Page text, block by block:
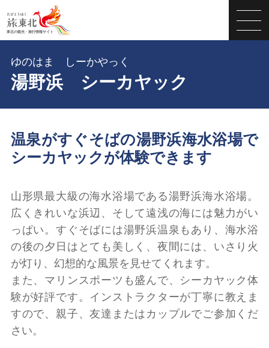
湯野浜 シーカヤック
ゆのはま しーかやっく
温泉がすぐそばの湯野浜海水浴場で
シーカヤックが体験できます
山形県最大級の海水浴場である湯野浜海水浴場。
広くきれいな浜辺、そして遠浅の海には魅力がい
っぱい。すぐそばには湯野浜温泉もあり、海水浴
の後の夕日はとても美しく、夜間には、いさり火
が灯り、幻想的な風景を見せてくれます。
また、マリンスポーツも盛んで、シーカヤック体
験が好評です。インストラクターが丁寧に教えま
すので、親子、友達またはカップルでご参加くだ
さい。